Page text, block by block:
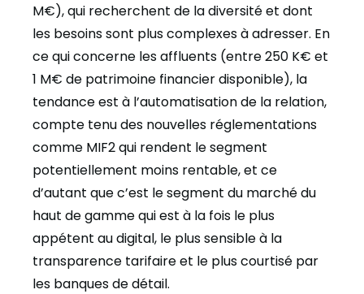
M€), qui recherchent de la diversité et dont
les besoins sont plus complexes à adresser. En
ce qui concerne les affluents (entre 250 K€ et
1 M€ de patrimoine financier disponible), la
tendance est à l’automatisation de la relation,
compte tenu des nouvelles réglementations
comme MIF2 qui rendent le segment
potentiellement moins rentable, et ce
d’autant que c’est le segment du marché du
haut de gamme qui est à la fois le plus
appétent au digital, le plus sensible à la
transparence tarifaire et le plus courtisé par
les banques de détail.